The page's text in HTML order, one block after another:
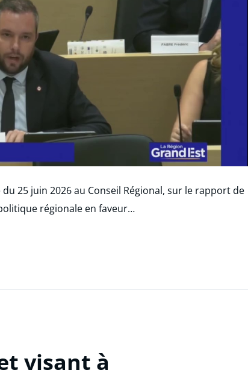
25 juin 2026 au Conseil Régional, sur le rapport de
régionale en faveur…
visant à